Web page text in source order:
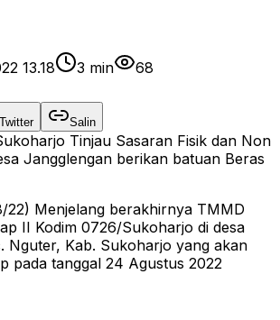
13.18
3 min
68
Twitter Salin
22) Menjelang berakhirnya TMMD
II Kodim 0726/Sukoharjo di desa
Nguter, Kab. Sukoharjo yang akan
pada tanggal 24 Agustus 2022